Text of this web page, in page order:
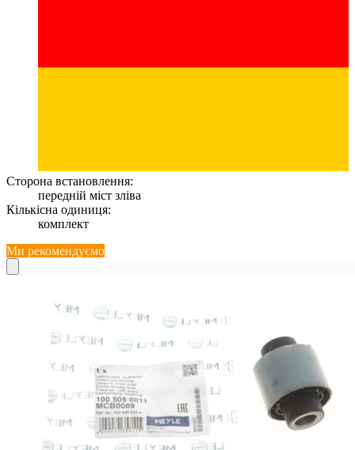
Сторона встановлення:
передній міст зліва
Кількісна одиниця:
комплект
Ми рекомендуємо